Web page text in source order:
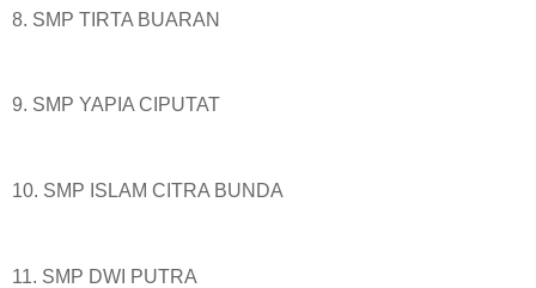
8. SMP TIRTA BUARAN
9. SMP YAPIA CIPUTAT
10. SMP ISLAM CITRA BUNDA
11. SMP DWI PUTRA